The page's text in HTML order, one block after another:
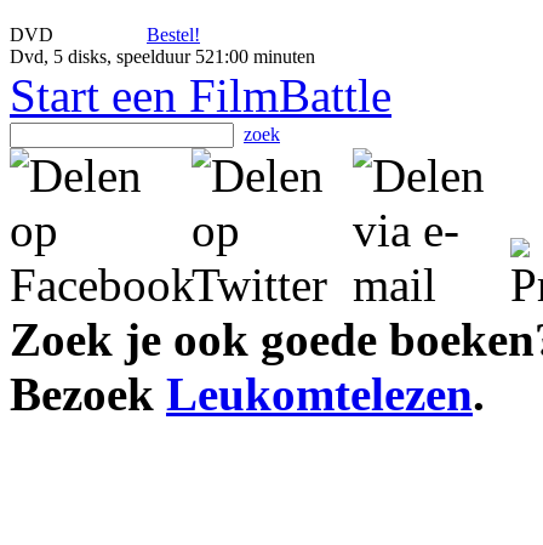
DVD
Bestel!
Dvd, 5 disks, speelduur 521:00 minuten
Start een FilmBattle
zoek
Zoek je ook goede
Bezoek Leukomtelezen.